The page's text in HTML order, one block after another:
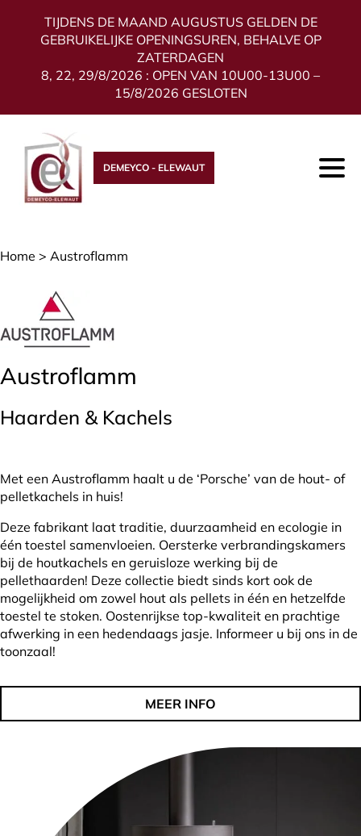
TIJDENS DE MAAND AUGUSTUS GELDEN DE
GEBRUIKELIJKE OPENINGSUREN, BEHALVE OP
ZATERDAGEN
8, 22, 29/8/2026 : OPEN VAN 10U00-13U00 –
15/8/2026 GESLOTEN
DEMEYCO - ELEWAUT
Home > Austroflamm
Austroflamm
Haarden & Kachels
Met een Austroflamm haalt u de ‘Porsche’ van de hout- of
pelletkachels in huis!
Deze fabrikant laat traditie, duurzaamheid en ecologie in
één toestel samenvloeien. Oersterke verbrandingskamers
bij de houtkachels en geruisloze werking bij de
pellethaarden! Deze collectie biedt sinds kort ook de
mogelijkheid om zowel hout als pellets in één en hetzelfde
toestel te stoken. Oostenrijkse top-kwaliteit en prachtige
afwerking in een hedendaags jasje. Informeer u bij ons in de
toonzaal!
MEER INFO